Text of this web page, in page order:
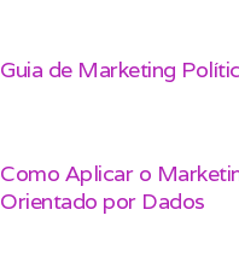
Guia de Marketing
Como Aplicar o
Orientado por Dados